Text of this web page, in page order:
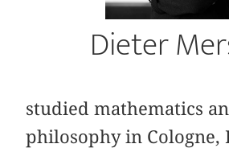
Dieter
studied mathematics
philosophy in Cologne,